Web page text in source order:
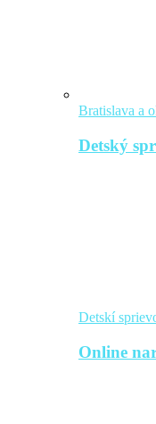
Bratislava a
Detský
Detskí
Online